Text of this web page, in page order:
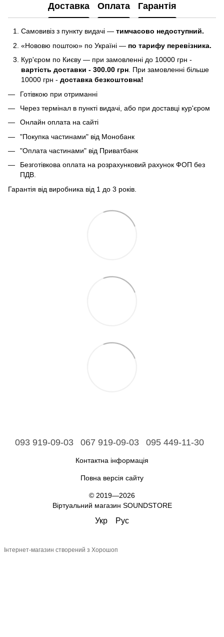
Доставка Оплата Гарантія
Самовивіз з пункту видачі — тимчасово недоступний.
«Нововю поштою» по Україні — по тарифу перевізника.
Кур'єром по Києву — при замовленні до 10000 грн -
вартість доставки - 300.00 грн . При замовленні більше
10000 грн - доставка безкоштовна!
Готівкою при отриманні
Через термінал в пункті видачі, або при доставці кур'єром
Онлайн оплата на сайті
"Покупка частинами" від Монобанк
"Оплата частинами" від Приватбанк
Безготівкова оплата на розрахунковий рахунок ФОП без
ПДВ.
Гарантія від виробника від 1 до 3 років.
093 919-09-03 067 919-09-03 095 449-11-30
Контактна інформація
Повна версія сайту
© 2019—2026
Віртуальний магазин SOUNDSTORE
Укр Рус
Інтернет-магазин створений з Хорошоп